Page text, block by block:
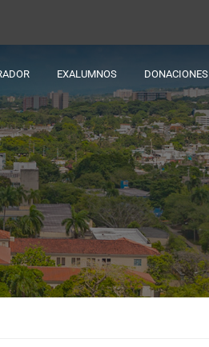
EXALUMNOS DONACIONES